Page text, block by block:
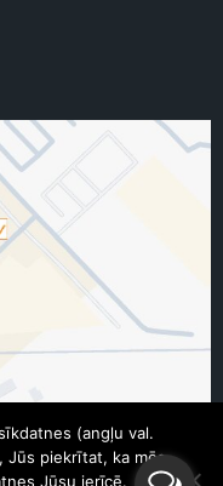
(angļu val.
Jūs piekrītat, ka mēs
Jūsu ierīcē.